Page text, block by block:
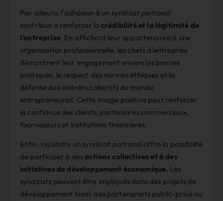
Par ailleurs, l’adhésion à un syndicat patronal
contribue à renforcer lacrédibilité et la légitimité de
l’entreprise. En affichant leur appartenance à une
organisation professionnelle, les chefs d’entreprise
démontrent leur engagement envers les bonnes
pratiques, le respect des normes éthiques et la
défense des intérêts collectifs du monde
entrepreneurial. Cette image positive peut renforcer
la confiance des clients, partenaires commerciaux,
fournisseurs et institutions financières.
Enfin, rejoindre un syndicat patronal offre la possibilité
de participer à desactions collectives et à des
initiatives de développement économique. Les
syndicats peuvent être impliqués dans des projets de
développement local, des partenariats public-privé ou